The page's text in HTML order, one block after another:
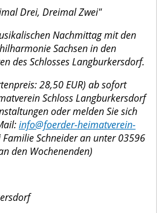
Drei, Dreimal Zwei"
Nachmittag mit den
Sachsen in den
des Schlosses Langburkersdorf.
28,50 EUR) ab sofort
Schloss Langburkersdorf
oder melden Sie sich
info@foerder-heimatverein-
Schneider an unter 03596
den Wochenenden)